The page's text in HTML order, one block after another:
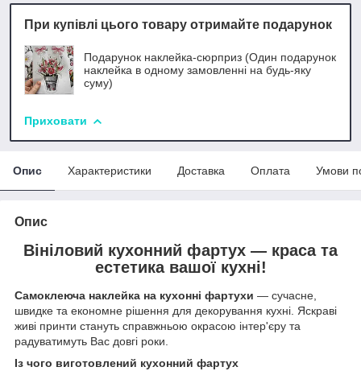
При купівлі цього товару отримайте подарунок
Подарунок наклейка-сюрприз (Один подарунок
наклейка в одному замовленні на будь-яку
суму)
Приховати
Опис Характеристики Доставка Оплата Умови
Опис
Вініловий кухонний фартух — краса та
естетика вашої кухні!
Самоклеюча наклейка на кухонні фартухи — сучасне,
швидке та економне рішення для декорування кухні. Яскраві
живі принти стануть справжньою окрасою інтер'єру та
радуватимуть Вас довгі роки.
Із чого виготовлений кухонний фартух